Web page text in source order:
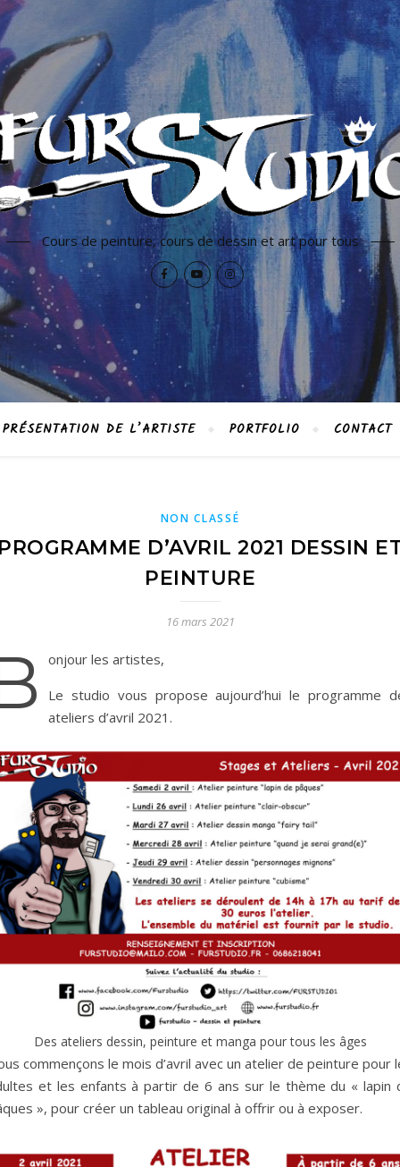
Cours de peinture, cours de dessin et art pour tous
PRÉSENTATION DE L’ARTISTE PORTFOLIO CONTACT
NON CLASSÉ
PROGRAMME D’AVRIL 2021 DESSIN
PEINTURE
16 mars 2021
onjour les artistes,
Le studio vous propose aujourd’hui le programme
ateliers d’avril 2021.
Des ateliers dessin, peinture et manga pour tous les âges
commençons le mois d’avril avec un atelier de peinture pour
et les enfants à partir de 6 ans sur le thème du « lapin
», pour créer un tableau original à offrir ou à exposer.